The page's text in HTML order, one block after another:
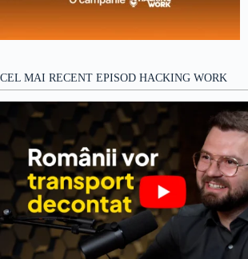
CEL MAI RECENT EPISOD HACKING WORK